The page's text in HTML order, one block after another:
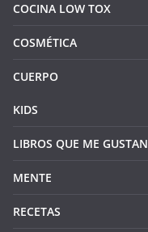
COCINA LOW TOX
COSMÉTICA
CUERPO
KIDS
LIBROS QUE ME GUSTAN
MENTE
RECETAS